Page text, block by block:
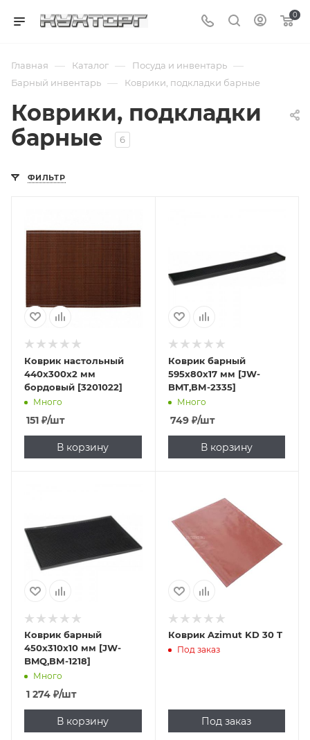
0
Главная — Каталог — Посуда и инвентарь —
Барный инвентарь — Коврики, подкладки барные
Коврики, подкладки
барные
6
ФИЛЬТР
Коврик настольный
440х300х2 мм
бордовый [3201022]
Много
151 ₽/шт
В корзину
Коврик барный
595х80х17 мм [JW-
BMT,ВМ-2335]
Много
749₽/шт
В корзину
Коврик барный
450х310х10 мм [JW-
BMQ,ВМ-1218]
Много
1 274 ₽/шт
В корзину
Коврик Azimut KD 30 T
Под заказ
Под заказ